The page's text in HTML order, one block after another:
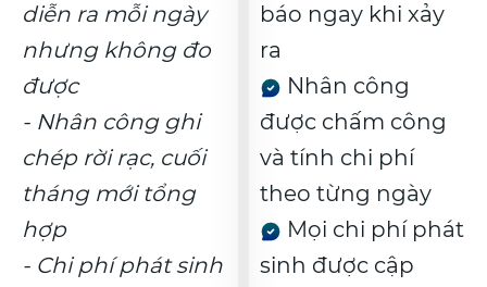
diễn ra mỗi ngày
nhưng không đo
được
- Nhân công ghi
chép rời rạc, cuối
tháng mới tổng
hợp
- Chi phí phát sinh
báo ngay khi xảy
ra
Nhân công
được chấm công
và tính chi phí
theo từng ngày
Mọi chi phí phát
sinh được cập